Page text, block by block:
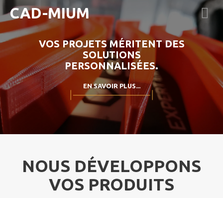
CAD-MIUM
VOS PROJETS MÉRITENT DES
SOLUTIONS
PERSONNALISÉES.
EN SAVOIR PLUS...
NOUS DÉVELOPPONS
VOS PRODUITS